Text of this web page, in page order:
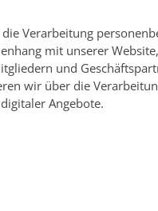
Verarbeitung
mit unserer
und
wir über die
Angebote.